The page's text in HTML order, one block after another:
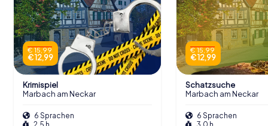
€ 15,99
€ 12,99
Krimispiel
Marbach am Neckar
6 Sprachen
€ 15,99
€ 12,99
Schatzsuche
Marbach am Neckar
6 Sprachen